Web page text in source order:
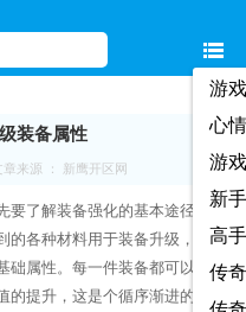
游
心
游
新
高
传
装备属性
章来源 ： 新鹰开区网
要了解装备强化的基本途径。通
的各种材料用于装备升级，比如
础属性。每一件装备都可以通过
提升，这是个循序渐进的过